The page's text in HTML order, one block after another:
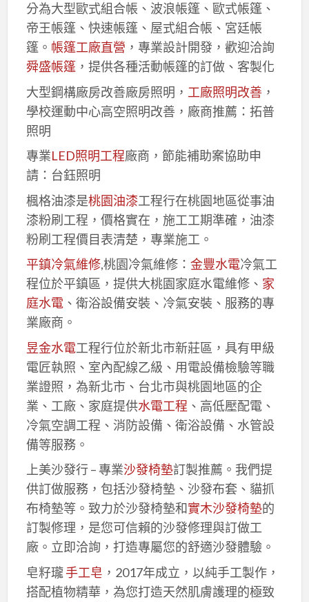
分為大型歐式組合帳、波浪帳篷、歐式帳篷、
帝王帳篷、快速帳篷、屋式組合帳、宮廷帳
篷。 帳篷工廠直營 ，專業設計開發，歡迎洽詢
舜盛帳篷，提供各種活動帳篷的訂做、客製化
大型鋼構廠房改善廠房照明， 工廠照明改善，
學校運動中心高空照明改善，廠商推薦：拓普
照明
專業LED照明工程廠商，節能補助案協助申
請：台鈺照明
楓格油漆是桃園油漆工程行在桃園地區從事油
漆粉刷工程，價格實在，施工工期準確，油漆
粉刷工程價目表清楚，專業施工。
平鎮冷氣維修,桃園冷氣維修： 金豐水電冷氣工
程位於平鎮區，提供大桃園家庭水電維修、 家
庭水電、衛浴設備安裝、冷氣安裝、服務的專
業廠商。
昱金水電工程行位於新北市新莊區，具有甲級
電匠執照、室內配線乙級、用電設備檢驗等職
業證照，為新北市、台北市與桃園地區的企
業、工廠、家庭提供水電工程 、高低壓配電、
冷氣空調工程、消防設備、衛浴設備、水管設
備等服務。
上美沙發行 – 專業沙發椅墊訂製推薦。我們提
供訂做服務，包括沙發椅墊、沙發布套、貓抓
布椅墊等。致力於沙發椅墊和實木沙發椅墊的
訂製修理，是您可信賴的沙發修理與訂做工
廠。立即洽詢，打造專屬您的舒適沙發體驗。
皂籽瓏手工皂 ，2017年成立，以純手工製作，
搭配植物精華，為您打造天然肌膚護理的極致